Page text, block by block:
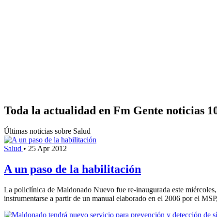
Toda la actualidad en Fm Gente noticias
Últimas noticias sobre Salud
Salud • 25 Apr 2012
A un paso de la habilitación
La policlínica de Maldonado Nuevo fue re-inaugurada este
instrumentarse a partir de un manual elaborado en el 2006 por el